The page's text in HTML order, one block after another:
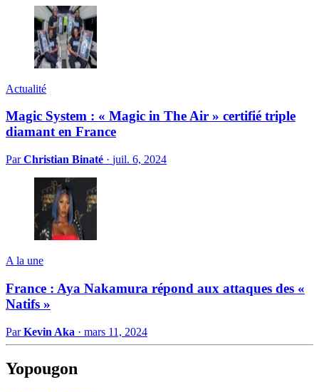
Actualité
Magic System : « Magic in The Air » certifié triple
diamant en France
ParChristian Binaté · juil. 6, 2024
A la une
France : Aya Nakamura répond aux attaques des «
Natifs »
ParKevin Aka · mars 11, 2024
Yopougon